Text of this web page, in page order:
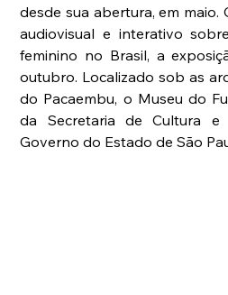
desde sua abertura, em maio.
audiovisual e interativo
feminino no Brasil, a
outubro. Localizado sob as
do Pacaembu, o Museu do
da Secretaria de Cultura e
Governo do Estado de São